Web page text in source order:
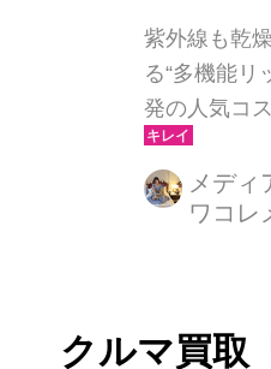
紫外線も乾
る“多機能リ
発の人気コ
Doll（キャシ
紫外線ダメ
おいと血色
WEB先行発
メディ
ワコレ
クルマ買取